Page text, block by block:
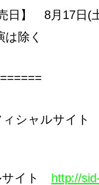
日】 8月 17日(
は除く
ィシャルサイ
サイト http://